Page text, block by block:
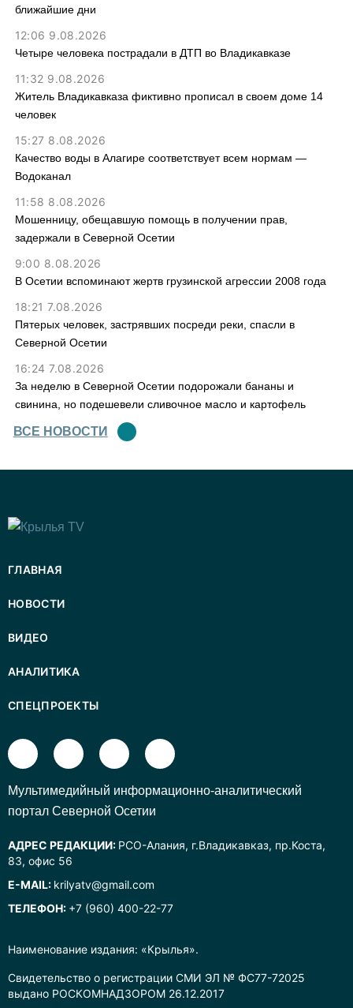
ближайшие дни
12:06 9.08.2026
Четыре человека пострадали в ДТП во Владикавказе
11:32 9.08.2026
Житель Владикавказа фиктивно прописал в своем доме 14
человек
15:27 8.08.2026
Качество воды в Алагире соответствует всем нормам —
Водоканал
11:58 8.08.2026
Мошенницу, обещавшую помощь в получении прав,
задержали в Северной Осетии
9:00 8.08.2026
В Осетии вспоминают жертв грузинской агрессии 2008 года
18:21 7.08.2026
Пятерых человек, застрявших посреди реки, спасли в
Северной Осетии
16:24 7.08.2026
За неделю в Северной Осетии подорожали бананы и
свинина, но подешевели сливочное масло и картофель
ВСЕ НОВОСТИ
Наименование издания: «Крылья».
Свидетельство о регистрации СМИ ЭЛ № ФС77-72025
выдано РОСКОМНАДЗОРОМ 26.12.2017
ГЛАВНАЯ
НОВОСТИ
ВИДЕО
АНАЛИТИКА
СПЕЦПРОЕКТЫ
Mультимедийный информационно-аналитический
портал Северной Осетии
АДРЕС РЕДАКЦИИ: РСО-Алания, г.Владикавказ, пр.Коста,
83, офис 56
E-MAIL: krilyatv@gmail.com
ТЕЛЕФОН: +7 (960) 400-22-77